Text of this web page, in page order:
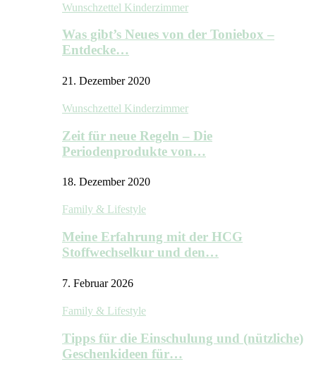
Wunschzettel Kinderzimmer
Was gibt’s Neues von der Toniebox –
Entdecke…
21. Dezember 2020
Wunschzettel Kinderzimmer
Zeit für neue Regeln – Die
Periodenprodukte von…
18. Dezember 2020
Family & Lifestyle
Meine Erfahrung mit der HCG
Stoffwechselkur und den…
7. Februar 2026
Family & Lifestyle
Tipps für die Einschulung und (nützliche)
Geschenkideen für…